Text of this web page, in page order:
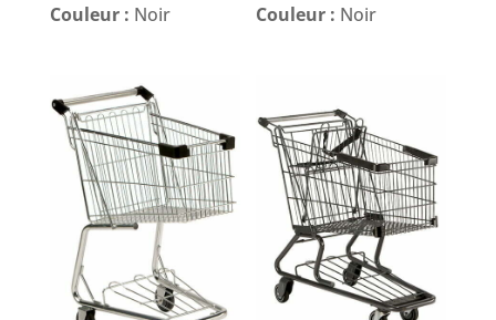
Couleur : Noir
Couleur : Noir